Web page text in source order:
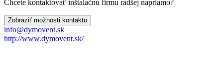
Chcete kontaktovať inštalačnú firmu radšej napriamo?
Zobraziť možnosti kontaktu
info@dymovent.sk
http://www.dymovent.sk/